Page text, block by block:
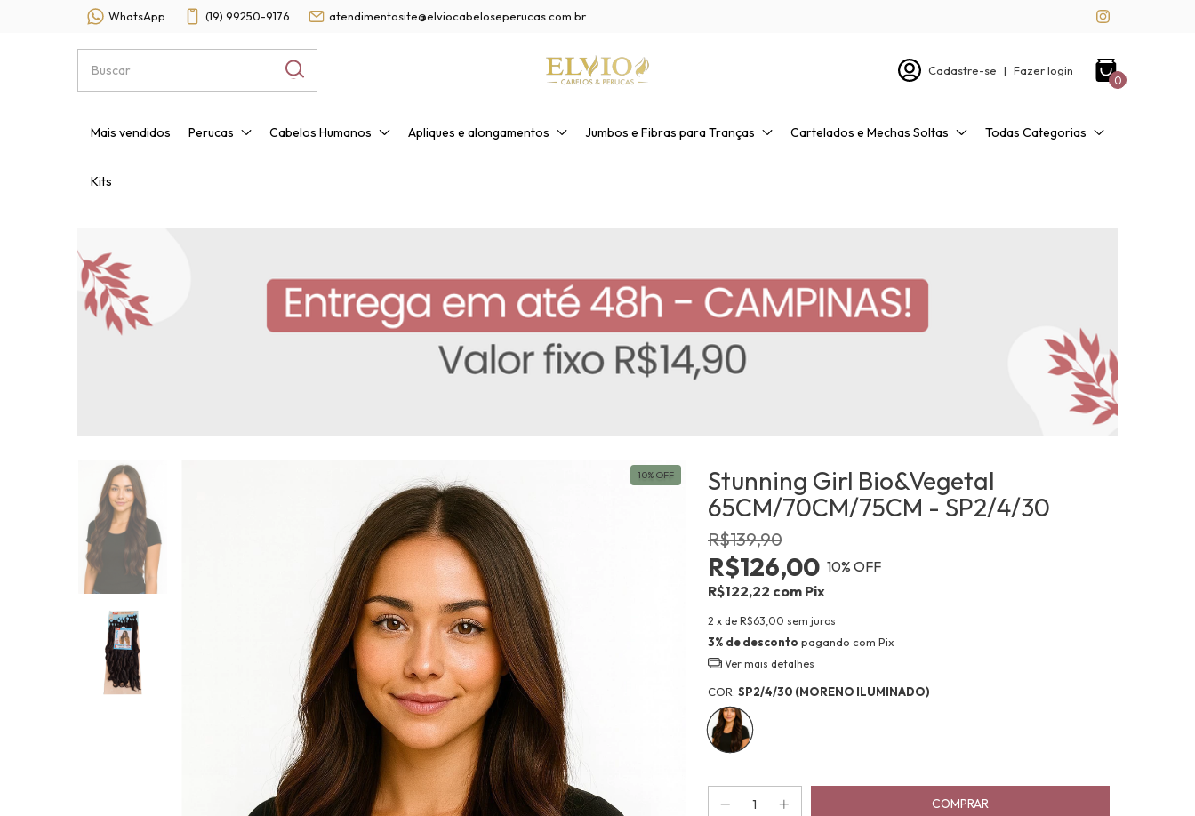
WhatsApp (19) 99250-9176 atendimentosite@elviocabeloseperucas.com.br
Cadastre-se | Fazer login
0
Mais vendidos Perucas Cabelos Humanos Apliques e alongamentos Jumbos e Fibras para Tranças Cartelados e Mechas Soltas Todas Categorias
Kits
10% OFF
Stunning Girl Bio&Vegetal
65CM/70CM/75CM - SP2/4/30
R$139,90
R$126,00 10% OFF
R$122,22 com Pix
2 x de R$63,00 sem juros
3% de desconto pagando com Pix
Ver mais detalhes
COR: SP2/4/30 (MORENO ILUMINADO)